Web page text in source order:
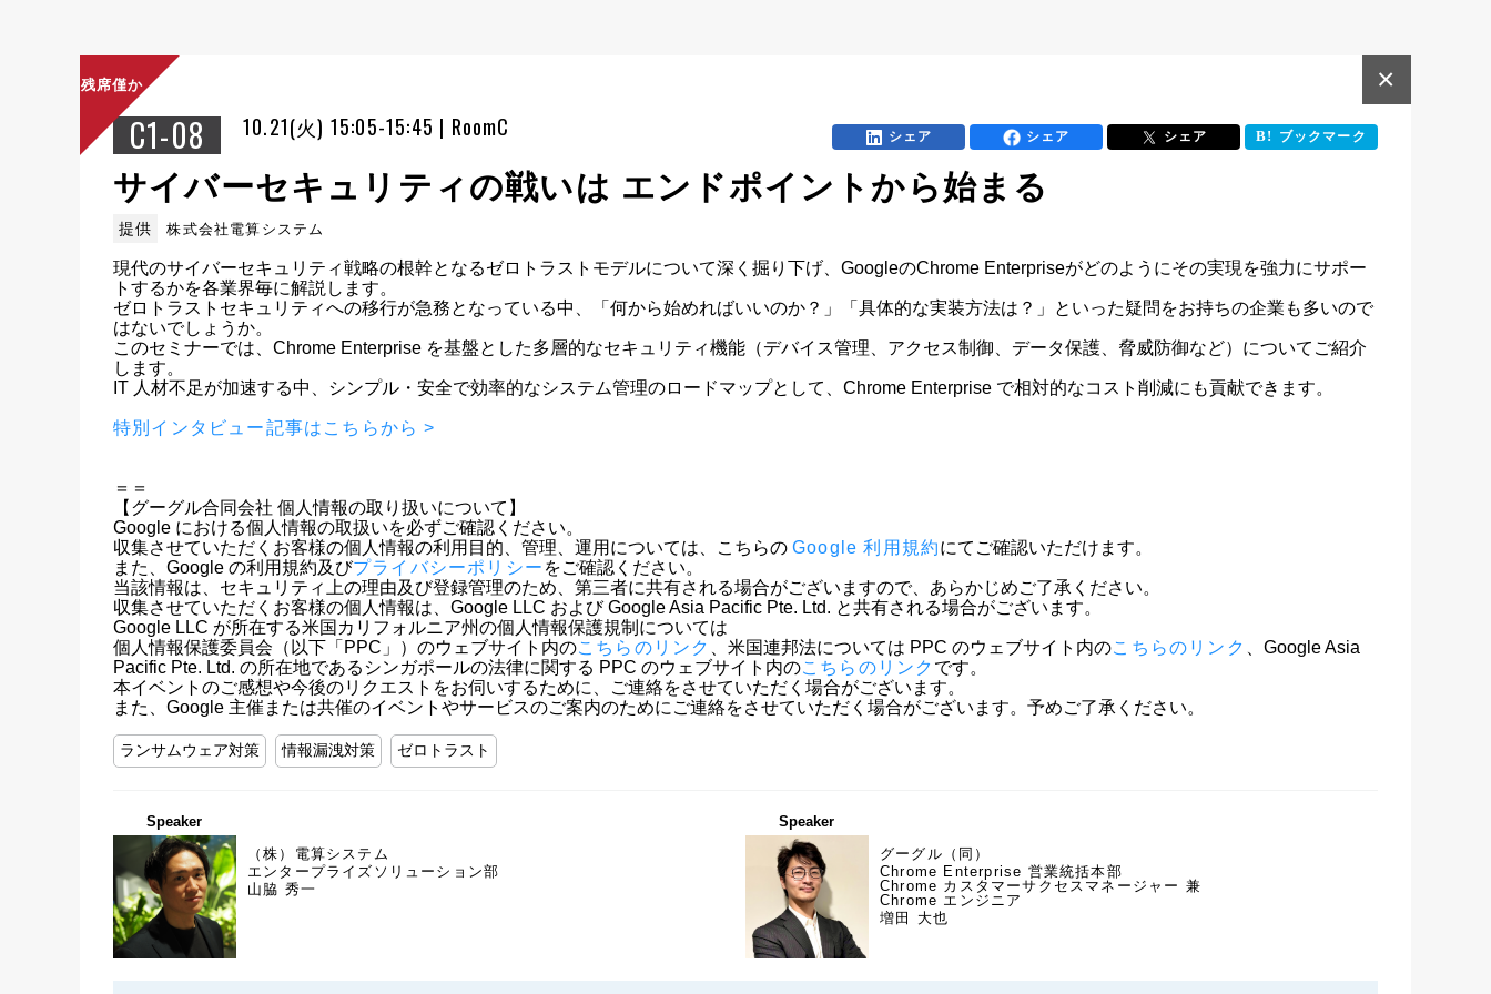
C1-08 10.21(火) 15:05-15:45 | RoomC
×
シェア シェア シェア ブックマーク
残席僅か
サイバーセキュリティの戦いは エンドポイントから始まる
提供 株式会社電算システム
現代のサイバーセキュリティ戦略の根幹となるゼロトラストモデルについて深く掘り下げ、GoogleのChrome Enterpriseがどのようにその実現を強力にサポー
トするかを各業界毎に解説します。
ゼロトラストセキュリティへの移行が急務となっている中、「何から始めればいいのか？」「具体的な実装方法は？」といった疑問をお持ちの企業も多いので
はないでしょうか。
このセミナーでは、Chrome Enterprise を基盤とした多層的なセキュリティ機能（デバイス管理、アクセス制御、データ保護、脅威防御など）についてご紹介
します。
IT 人材不足が加速する中、シンプル・安全で効率的なシステム管理のロードマップとして、Chrome Enterprise で相対的なコスト削減にも貢献できます。
特別インタビュー記事はこちらから >
＝＝
【グーグル合同会社 個人情報の取り扱いについて】
Google における個人情報の取扱いを必ずご確認ください。
収集させていただくお客様の個人情報の利用目的、管理、運用については、こちらの Google 利用規約にてご確認いただけます。
また、Google の利用規約及びプライバシーポリシー をご確認ください。
当該情報は、セキュリティ上の理由及び登録管理のため、第三者に共有される場合がございますので、あらかじめご了承ください。
収集させていただくお客様の個人情報は、Google LLC および Google Asia Pacific Pte. Ltd. と共有される場合がございます。
Google LLC が所在する米国カリフォルニア州の個人情報保護規制については
個人情報保護委員会（以下「PPC」）のウェブサイト内のこちらのリンク 、米国連邦法については PPC のウェブサイト内のこちらのリンク
、Google Asia
Pacific Pte. Ltd. の所在地であるシンガポールの法律に関する PPC のウェブサイト内のこちらのリンク です。
本イベントのご感想や今後のリクエストをお伺いするために、ご連絡をさせていただく場合がございます。
また、Google 主催または共催のイベントやサービスのご案内のためにご連絡をさせていただく場合がございます。予めご了承ください。
ランサムウェア対策 情報漏洩対策 ゼロトラスト
Speaker
（株）電算システム
エンタープライズソリューション部
山脇 秀一
Speaker
グーグル（同）
Chrome Enterprise 営業統括本部
Chrome カスタマーサクセスマネージャー 兼
Chrome エンジニア
増田 大也